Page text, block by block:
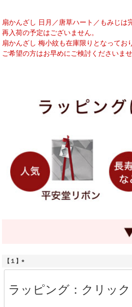
扇かんざし 日月／唐草ハート／もみじは
再入荷の予定はございません。
扇かんざし 梅小紋も在庫限りとなってお
ご希望の方はお早めにご検討くださいま
【１】
(
須